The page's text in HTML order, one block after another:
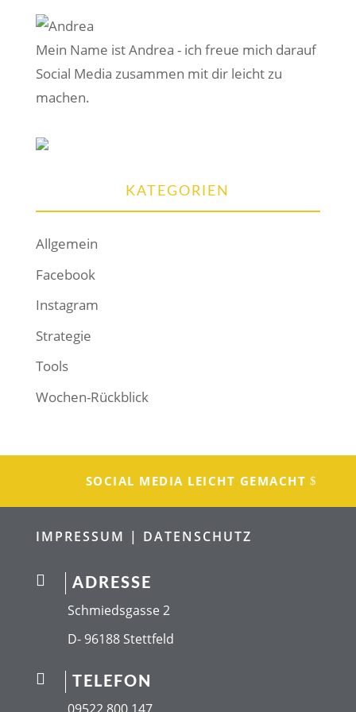
Mein Name ist Andrea - ich freue mich darauf
Social Media zusammen mit dir leicht zu
machen.
KATEGORIEN
Allgemein
Facebook
Instagram
Strategie
Tools
Wochen-Rückblick
SOCIAL MEDIA LEICHT GEMACHT
IMPRESSUM | DATENSCHUTZ
 ADRESSE
Schmiedsgasse 2
D- 96188 Stettfeld
 TELEFON
09522 800 147